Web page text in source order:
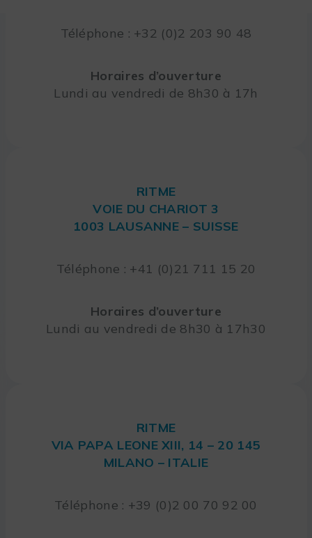
Téléphone : +32 (0)2 203 90 48
Horaires d’ouverture
Lundi au vendredi de 8h30 à 17h
RITME
VOIE DU CHARIOT 3
1003 LAUSANNE – SUISSE
Téléphone : +41 (0)21 711 15 20
Horaires d’ouverture
Lundi au vendredi de 8h30 à 17h30
RITME
VIA PAPA LEONE XIII, 14 – 20 145
MILANO – ITALIE
Téléphone : +39 (0)2 00 70 92 00